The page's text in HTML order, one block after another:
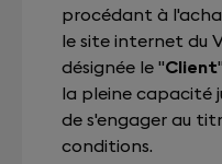
procédant à
le site internet du
désignée le "Client
la pleine capacité
de s'engager au
conditions.